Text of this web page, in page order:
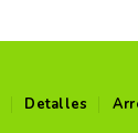
Detalles